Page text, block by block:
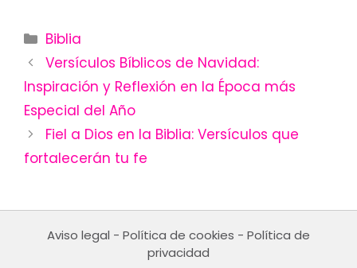
Categories
Biblia
Versículos Bíblicos de Navidad:
Inspiración y Reflexión en la Época más
Especial del Año
Fiel a Dios en la Biblia: Versículos que
fortalecerán tu fe
Aviso legal - Política de cookies - Política de
privacidad